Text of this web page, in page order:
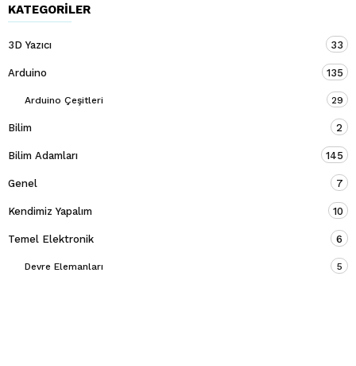
KATEGORILER
3D Yazıcı 33
Arduino 135
Arduino Çeşitleri 29
Bilim 2
Bilim Adamları 145
Genel 7
Kendimiz Yapalım 10
Temel Elektronik 6
Devre Elemanları 5